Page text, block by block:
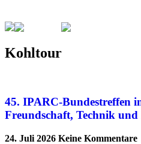
Kohltour
45. IPARC-Bundestreffen
Freundschaft, Technik
24. Juli 2026 Keine Kommentare